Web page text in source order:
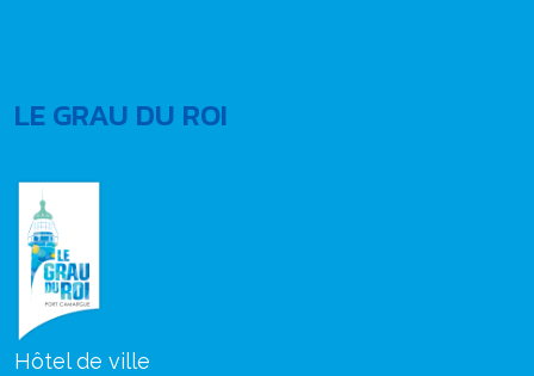
LE GRAU DU ROI
Hôtel de ville